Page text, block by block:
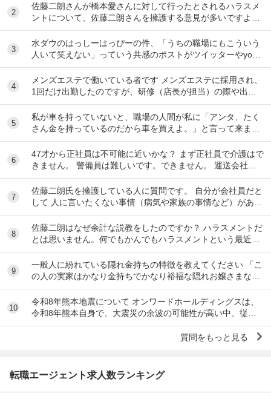
2
佐藤二朗さんが橋本愛さんに対して行ったとされるハラスメ
ントについて、佐藤二朗さんを擁護する意見が多いですよ
ね。 これは極端に言えば、 「ハラスメントでは...
3
水ダウのはっしーはっぴーの件、「うちの職場にもこういう
人いて笑えない」っていう共感のポストがツイッターやyout
ubeのコメント欄に多すぎてそっちに驚いて...
4
メンズエステで働いている者です メンズエステに採用され、
1回だけ出勤したのですが、研修（店長が担当）の際や出勤
時に「元々デリをやっていたなら」という理由で...
5
私が車を持っていないと、職場の人間が私に「アンタ、たく
さん金を持っているのだから車を買えよ。」と言って来ま
す。 でも なんで しんどい思いをして働いた金で...
6
47才から正社員は不可能に近いかな？ まず正社員で介護はで
きません。 警備員は難しいです。できません。 運送会社の
運転手は無理です。できません 過去にうつ...
7
佐藤二朗氏を擁護している人に質問です。 自分が会社員だと
して 人に言いたくない事情（病気や家族の事情など）があ
り、上司や総務等に相談した結果、仕事内容を...
8
佐藤二朗はなぜ余計な説教をしたのですか？ ハラスメントだ
とは思いません。何でもかんでもハラスメントという最近の
風潮に反対です。ただ、橋本愛からすれば良い気...
9
一般人に紛れている隠れ金持ちの特徴を教えてください 「こ
の人の実家はかなり金持ちでかなり裕福な隠れお嬢さまなん
だな」とわかる特徴を教えてください 私の...
10
令和8年熊本地震について オンワードホールディングスは、
令和8年熊本自身で、大震災の余波の可能性が高い中、従業
員に売上金の確保（金庫への預け入れ）を優先さ...
質問をもっと見る
転職エージェント求人数ランキング